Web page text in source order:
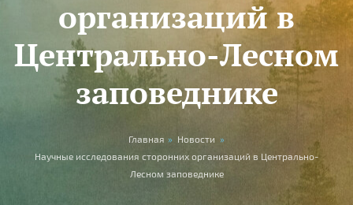
организаций в
Центрально-Лесном
заповеднике
Вы здесь Главная » Новости »
Научные исследования сторонних организаций в Центрально-
Лесном заповеднике